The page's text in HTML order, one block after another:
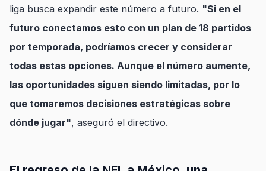
liga busca expandir este número a futuro. "Si en el
futuro conectamos esto con un plan de 18 partidos
por temporada, podríamos crecer y considerar
todas estas opciones. Aunque el número aumente,
las oportunidades siguen siendo limitadas, por lo
que tomaremos decisiones estratégicas sobre
dónde jugar", aseguró el directivo.